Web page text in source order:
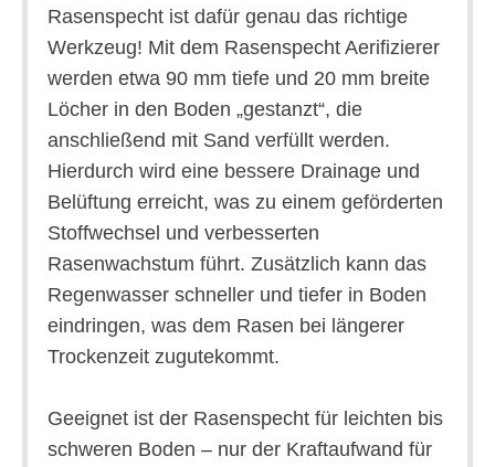
Rasenspecht ist dafür genau das richtige
Werkzeug! Mit dem Rasenspecht Aerifizierer
werden etwa 90 mm tiefe und 20 mm breite
Löcher in den Boden „gestanzt“, die
anschließend mit Sand verfüllt werden.
Hierdurch wird eine bessere Drainage und
Belüftung erreicht, was zu einem geförderten
Stoffwechsel und verbesserten
Rasenwachstum führt. Zusätzlich kann das
Regenwasser schneller und tiefer in Boden
eindringen, was dem Rasen bei längerer
Trockenzeit zugutekommt.
Geeignet ist der Rasenspecht für leichten bis
schweren Boden – nur der Kraftaufwand für